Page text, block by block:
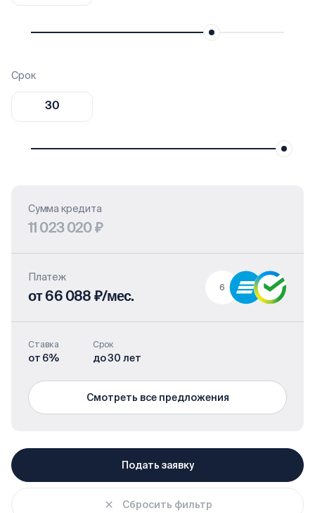
Срок
Сумма кредита
11 023 020 ₽
Платеж
от 66 088 ₽/мес.
6
Ставка
от 6%
Срок
до 30 лет
Смотреть все предложения
Подать заявку
Сбросить фильтр